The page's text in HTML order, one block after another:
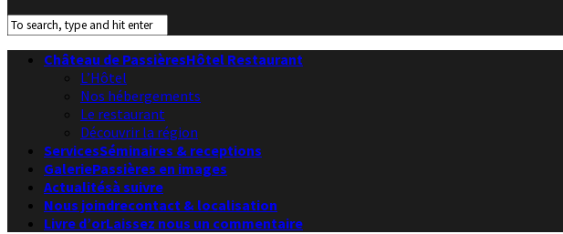
Château de PassièresHôtel Restaurant
L’Hôtel
Nos hébergements
Le restaurant
Découvrir la région
ServicesSéminaires & receptions
GaleriePassières en images
Actualitésà suivre
Nous joindrecontact & localisation
Livre d’orLaissez nous un commentaire